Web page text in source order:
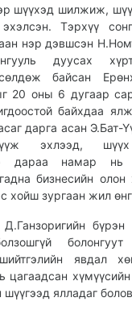
шүүхэд шилжиж,
Тэрхүү
нэр дэвшсэн
дуусах
байсан
20 оны 6 дугаар
байхдаа
дарга асан Э.Бат-
эхлээд, шүүх
дараа намар
бизнесийн
хойш зургаан жил
бүрэн
явдал
цагаадсан
шүүгээд ялладаг